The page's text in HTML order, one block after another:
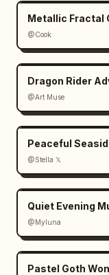
Metallic Fractal
@Cook
Dragon Rider
@Art Muse
Peaceful
@Stella 𝕏
Quiet Evening
@Myluna
Pastel Goth